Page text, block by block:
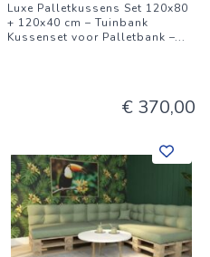
Luxe Palletkussens Set 120x80
+ 120x40 cm – Tuinbank
Kussenset voor Palletbank –...
€ 370,00